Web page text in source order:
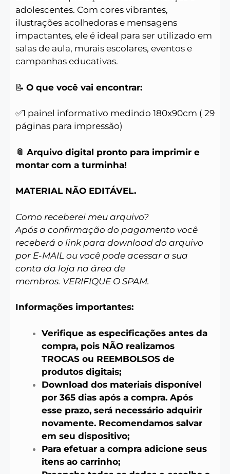
adolescentes. Com cores vibrantes,
ilustrações acolhedoras e mensagens
impactantes, ele é ideal para ser utilizado em
salas de aula, murais escolares, eventos e
campanhas educativas.
📝 O que você vai encontrar:
✅1 painel informativo medindo 180x90cm ( 29
páginas para impressão)
📎 Arquivo digital pronto para imprimir e
montar com a turminha!
MATERIAL NÃO EDITÁVEL.
Como receberei meu arquivo?
Após a confirmação do pagamento você
receberá o link para download do arquivo
por E-MAIL ou você pode acessar a sua
conta da loja na área de
membros. VERIFIQUE O SPAM.
Informações importantes:
Verifique as especificações antes da
compra, pois NÃO realizamos
TROCAS ou REEMBOLSOS de
produtos digitais;
Download dos materiais disponível
por 365 dias após a compra. Após
esse prazo, será necessário adquirir
novamente. Recomendamos salvar
em seu dispositivo;
Para efetuar a compra adicione seus
itens ao carrinho;